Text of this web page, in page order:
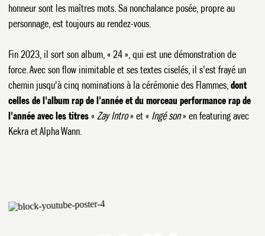
MENU
honneur sont les maîtres mots. Sa nonchalance posée, propre au
personnage, est toujours au rendez-vous.
Fin 2023, il sort son album, « 24 », qui est une démonstration de
force. Avec son flow inimitable et ses textes ciselés, il s'est frayé un
chemin jusqu'à cinq nominations à la cérémonie des Flammes,dont
celles de l'album rap de l'année et du morceau performance rap de
l'année avec les titres«Zay Intro» et « Ingé son» en featuring avec
Kekra et Alpha Wann.